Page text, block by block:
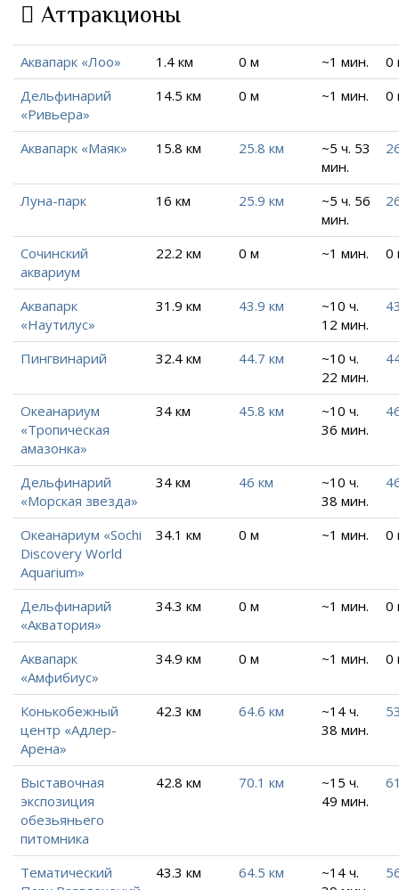
Аттракционы
Аквапарк «Лоо» 1.4 км 0 м ~1 мин.
0
Дельфинарий
«Ривьера»
14.5 км 0 м ~1 мин. 0
Аквапарк «Маяк» 15.8 км 25.8 км
~5 ч. 53
мин.
Луна-парк 16 км 25.9 км
~5 ч. 56
мин.
Сочинский
аквариум
22.2 км 0 м ~1 мин. 0
Аквапарк
«Наутилус»
31.9 км 43.9 км
~10 ч.
12 мин.
Пингвинарий 32.4 км 44.7 км
~10 ч.
22 мин.
Океанариум
«Тропическая
амазонка»
34 км 45.8 км
~10 ч.
36 мин.
Дельфинарий
«Морская звезда»
34 км 46 км
~10 ч.
38 мин.
Океанариум «Sochi
Discovery World
Aquarium»
34.1 км 0 м ~1 мин. 0
Дельфинарий
«Акватория»
34.3 км 0 м ~1 мин. 0
Аквапарк
«Амфибиус»
34.9 км 0 м ~1 мин. 0
Конькобежный
центр «Адлер-
Арена»
42.3 км 64.6 км
~14 ч.
38 мин.
Выставочная
экспозиция
обезьяньего
питомника
42.8 км 70.1 км
~15 ч.
49 мин.
Тематический
43.3 км 64.5 км
~14 ч.